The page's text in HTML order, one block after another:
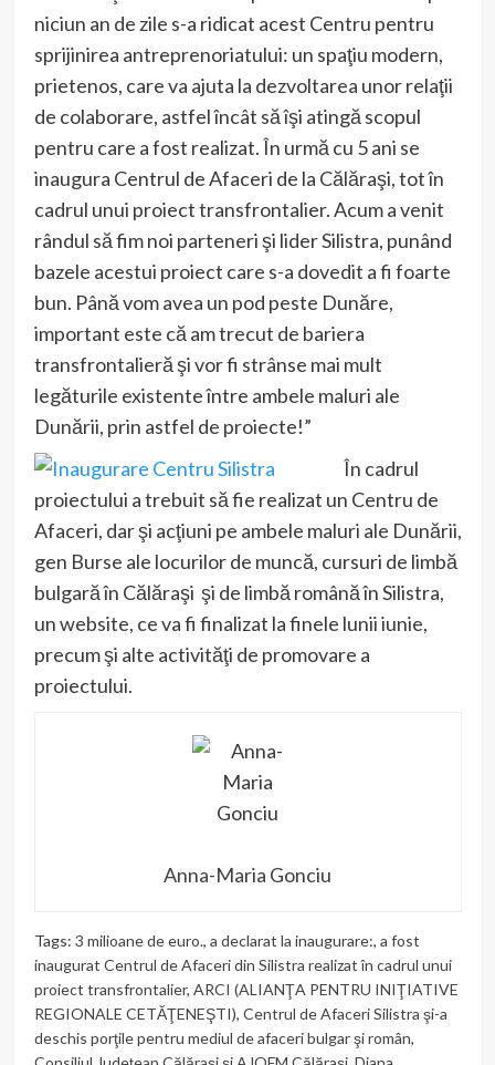
niciun an de zile s-a ridicat acest Centru pentru
sprijinirea antreprenoriatului: un spaţiu modern,
prietenos, care va ajuta la dezvoltarea unor relaţii
de colaborare, astfel încât să îşi atingă scopul
pentru care a fost realizat. În urmă cu 5 ani se
inaugura Centrul de Afaceri de la Călăraşi, tot în
cadrul unui proiect transfrontalier. Acum a venit
rândul să fim noi parteneri şi lider Silistra, punând
bazele acestui proiect care s-a dovedit a fi foarte
bun. Până vom avea un pod peste Dunăre,
important este că am trecut de bariera
transfrontalieră şi vor fi strânse mai mult
legăturile existente între ambele maluri ale
Dunării, prin astfel de proiecte!”
În cadrul
proiectului a trebuit să fie realizat un Centru de
Afaceri, dar şi acţiuni pe ambele maluri ale Dunării,
gen Burse ale locurilor de muncă, cursuri de limbă
bulgară în Călăraşi şi de limbă română în Silistra,
un website, ce va fi finalizat la finele lunii iunie,
precum şi alte activităţi de promovare a
proiectului.
Anna-Maria Gonciu
Tags: 3 milioane de euro., a declarat la inaugurare:, a fost
inaugurat Centrul de Afaceri din Silistra realizat în cadrul unui
proiect transfrontalier, ARCI (ALIANŢA PENTRU INIŢIATIVE
REGIONALE CETĂŢENEŞTI), Centrul de Afaceri Silistra şi-a
deschis porţile pentru mediul de afaceri bulgar şi român,